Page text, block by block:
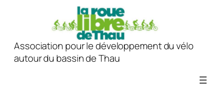
Association pour le développement du vélo
autour du bassin de Thau